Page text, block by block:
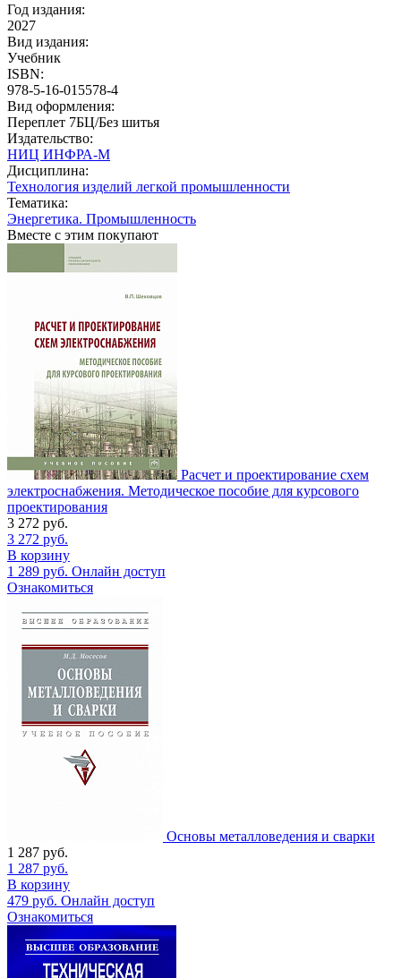
Год издания:
2027
Вид издания:
Учебник
ISBN:
978-5-16-015578-4
Вид оформления:
Переплет 7БЦ/Без шитья
Издательство:
НИЦ ИНФРА-М
Дисциплина:
Технология изделий легкой промышленности
Тематика:
Энергетика. Промышленность
Вместе с этим покупают
Расчет и проектирование схем
электроснабжения. Методическое пособие для курсового
проектирования
3 272 руб.
3 272 руб.
В корзину
1 289 руб. Онлайн доступ
Ознакомиться
Основы металловедения и сварки
1 287 руб.
1 287 руб.
В корзину
479 руб. Онлайн доступ
Ознакомиться